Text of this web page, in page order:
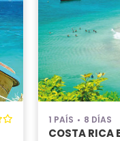
1 PAÍS 8 DÍAS
COSTA RICA